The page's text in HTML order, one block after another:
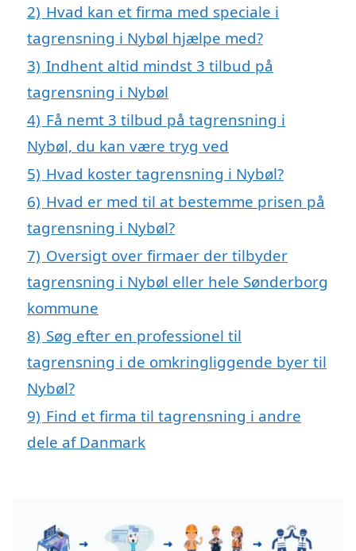
2) Hvad kan et firma med speciale i
tagrensning i Nybøl hjælpe med?
3) Indhent altid mindst 3 tilbud på
tagrensning i Nybøl
4) Få nemt 3 tilbud på tagrensning i
Nybøl, du kan være tryg ved
5) Hvad koster tagrensning i Nybøl?
6) Hvad er med til at bestemme prisen på
tagrensning i Nybøl?
7) Oversigt over firmaer der tilbyder
tagrensning i Nybøl eller hele Sønderborg
kommune
8) Søg efter en professionel til
tagrensning i de omkringliggende byer til
Nybøl?
9) Find et firma til tagrensning i andre
dele af Danmark